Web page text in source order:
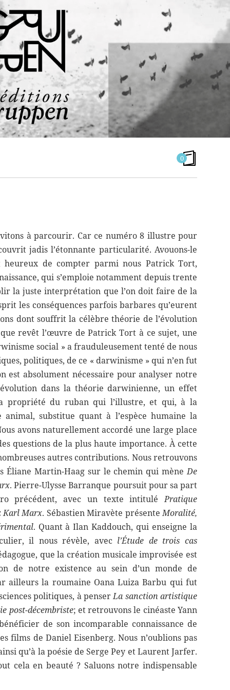
0
GRUPPEN N°8
à parcourir. Car ce numéro 8 illustre pour
jadis l’étonnante particularité. Avouons-le
heureux de compter parmi nous Patrick Tort,
qui s’emploie notamment depuis trente
la juste interprétation que l’on doit faire de la
les conséquences parfois barbares qu’eurent
dont souffrit la célèbre théorie de l’évolution
revêt l’œuvre de Patrick Tort à ce sujet, une
social » a frauduleusement tenté de nous
politiques, de ce « darwinisme » qui n’en fut
est absolument nécessaire pour analyser notre
dans la théorie darwinienne, un effet
propriété du ruban qui l’illustre, et qui, à la
substitue quant à l’espèce humaine la
avons naturellement accordé une large place
questions de la plus haute importance. À cette
autres contributions. Nous retrouvons
Éliane Martin-Haag sur le chemin qui mèneDe
. Pierre-Ulysse Barranque poursuit pour sa part
précédent, avec un texte intituléPratique
Karl Marx. Sébastien Miravète présenteMoralité,
. Quant à Ilan Kaddouch, qui enseigne la
il nous révèle, avec l’Étude de trois cas
que la création musicale improvisée est
de notre existence au sein d’un monde de
ailleurs la roumaine Oana Luiza Barbu qui fut
politiques, à penserLa sanction artistique
post-décembriste; et retrouvons le cinéaste Yann
de son incomparable connaissance de
films de Daniel Eisenberg. Nous n’oublions pas
qu’à la poésie de Serge Pey et Laurent Jarfer.
cela en beauté ? Saluons notre indispensable